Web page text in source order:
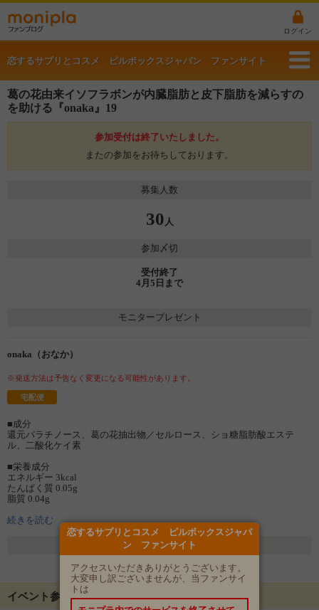
ログイン
恋するサプリとコスメ ピルボックスジャパン ファンサイト
葛の花由来イソフラボンが内臓脂肪と皮下脂肪を減らすの
を助ける『onaka』19
参加受付は終了いたしました。
またの参加をお待ちしております。
募集人数
30 人
参加〆切
受付終了
4月5日まで
モニタープレゼント
onaka（おなか）
※発送方法は予告なく変更になる可能性があります。
宅配便
■成分
還元パラチノース、葛の花抽出物／セルロース、ショ糖脂肪酸エステ
ル、二酸化ケイ素
■栄養成分
エネルギー 3kcal
たんぱく質 0.05g
脂質 0.04g
食塩相当量 0.001g
葛の花由イソフラボン 35mg
■内容量：18g（300ｍg×60粒）
■お召し上がり方
1日あたり4粒を目安にお召し上がりください。
噛まずに、水またはぬるま湯でお召し上がりください。開封後は、お早
めにお召し上がりください。
続きを読む
選考方法
自動抽選 発表日：4月6日(火)
イベント参加にあたって
恋するサプリとコスメ ピルボックスジャパ
ン ファンサイト
アクセスいただきありがとうございます。
大変申し訳ございませんが、当ファンサイ
トは